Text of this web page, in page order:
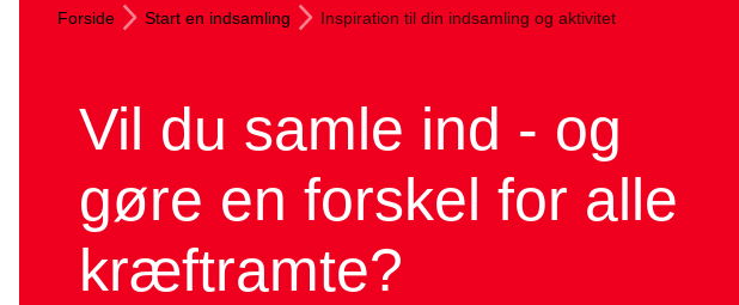
Forside Start en indsamling Inspiration til din indsamling og aktivitet
Vil du samle ind - og
gøre en forskel for alle
kræftramte?